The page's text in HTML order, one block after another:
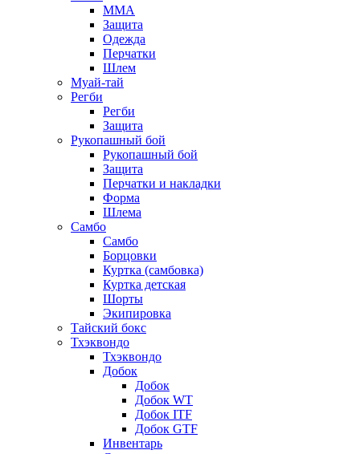
ММА
Защита
Одежда
Перчатки
Шлем
Муай-тай
Регби
Регби
Защита
Рукопашный бой
Рукопашный бой
Защита
Перчатки и накладки
Форма
Шлема
Самбо
Самбо
Борцовки
Куртка (самбовка)
Куртка детская
Шорты
Экипировка
Тайский бокс
Тхэквондо
Тхэквондо
Добок
Добок
Добок WT
Добок ITF
Добок GTF
Инвентарь